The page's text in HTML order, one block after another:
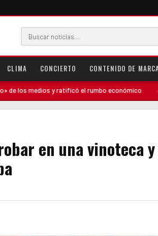
CLIMA CONCIERTO CONTENIDO DE
y ratificó el rumbo económico · Caso
en una vinoteca